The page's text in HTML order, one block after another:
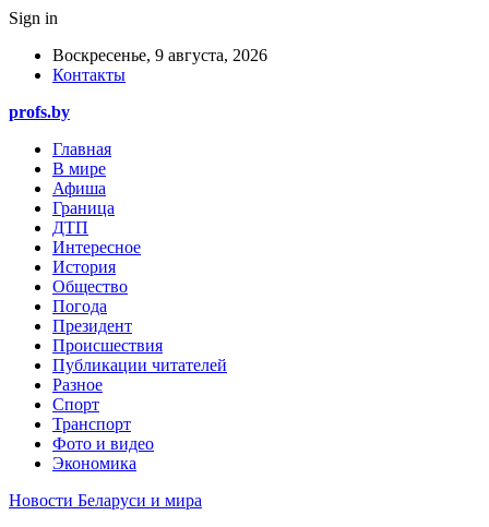
Sign in
Воскресенье, 9 августа, 2026
Контакты
profs.by
Главная
В мире
Афиша
Граница
ДТП
Интересное
История
Общество
Погода
Президент
Происшествия
Публикации читателей
Разное
Спорт
Транспорт
Фото и видео
Экономика
Новости Беларуси и мира